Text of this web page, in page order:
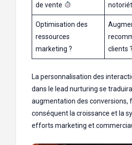
de vente
Optimisation des
ressources
marketing ?
clients ?️
La personnalisation des
dans le lead nurturing se
augmentation des conversions,
conséquent la croissance et la
efforts marketing et